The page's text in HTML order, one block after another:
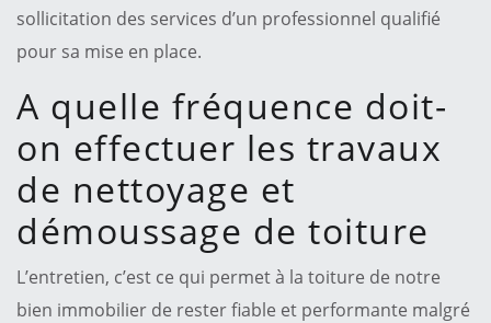
sollicitation des services d’un professionnel qualifié
pour sa mise en place.
A quelle fréquence doit-
on effectuer les travaux
de nettoyage et
démoussage de toiture
L’entretien, c’est ce qui permet à la toiture de notre
bien immobilier de rester fiable et performante malgré